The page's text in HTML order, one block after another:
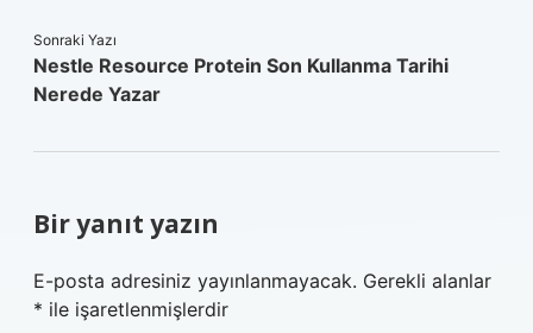
Sonraki Yazı
Nestle Resource Protein Son Kullanma Tarihi
Nerede Yazar
Bir yanıt yazın
E-posta adresiniz yayınlanmayacak. Gerekli alanlar
* ile işaretlenmişlerdir